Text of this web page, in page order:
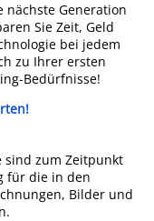
nächste Generation
Sie Zeit, Geld
bei jedem
zu Ihrer ersten
Bedürfnisse!
sind zum Zeitpunkt
für die in den
Bilder und